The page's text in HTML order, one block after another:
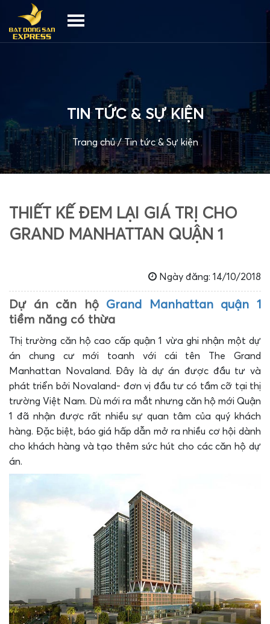
TIN TỨC & SỰ KIỆN
Trang chủ/Tin tức & Sự kiện
THIẾT KẾ ĐEM LẠI GIÁ TRỊ CHO
GRAND MANHATTAN QUẬN 1
Ngày đăng: 14/10/2018
Dự án căn hộ Grand Manhattan quận 1
tiềm năng có thừa
Thị trường căn hộ cao cấp quận 1 vừa ghi nhận một dự
án chung cư mới toanh với cái tên The Grand
Manhattan Novaland. Đây là dự án được đầu tư và
phát triển bởi Novaland- đơn vị đầu tư có tầm cỡ tại thị
trường Việt Nam. Dù mới ra mắt nhưng căn hộ mới Quận
1 đã nhận được rất nhiều sự quan tâm của quý khách
hàng. Đặc biệt, báo giá hấp dẫn mở ra nhiều cơ hội dành
cho khách hàng và tạo thêm sức hút cho các căn hộ dự
án.